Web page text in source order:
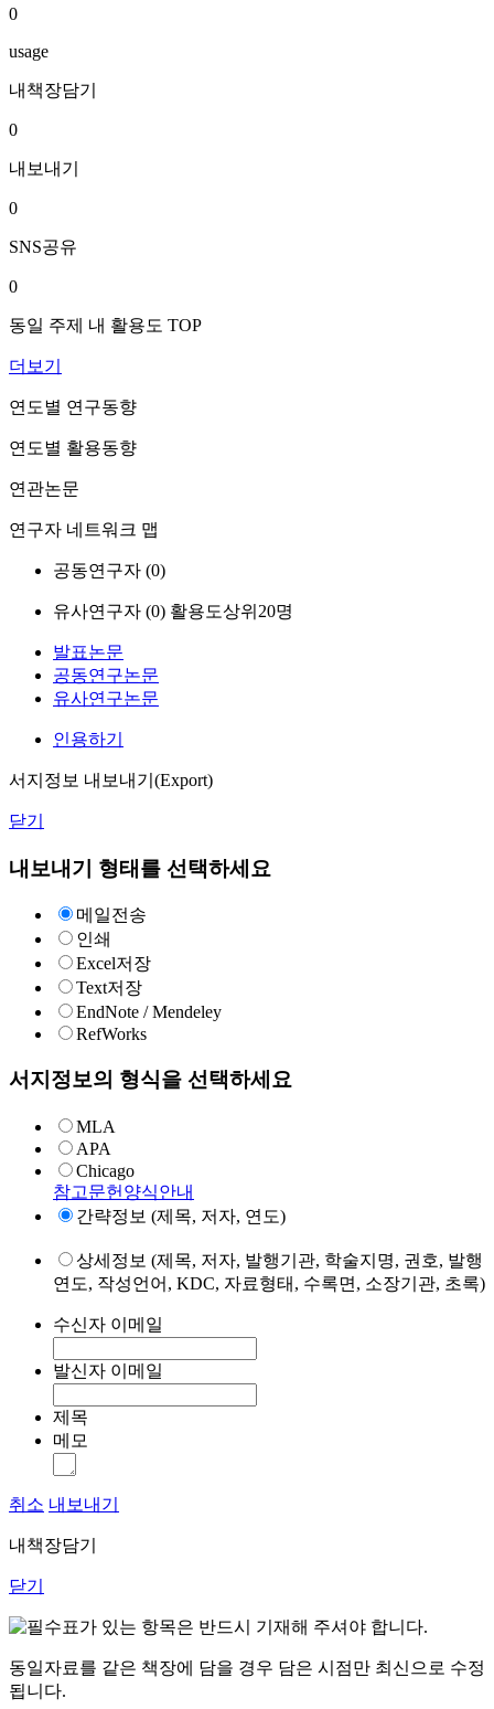
0
usage
내책장담기
0
내보내기
0
SNS공유
0
동일 주제 내 활용도 TOP
더보기
연도별 연구동향
연도별 활용동향
연관논문
연구자 네트워크 맵
공동연구자 (0)
유사연구자 (0) 활용도상위20명
발표논문
공동연구논문
유사연구논문
인용하기
서지정보 내보내기(Export)
닫기
내보내기 형태를 선택하세요
메일전송
인쇄
Excel저장
Text저장
EndNote / Mendeley
RefWorks
서지정보의 형식을 선택하세요
MLA
APA
Chicago
참고문헌양식안내
간략정보 (제목, 저자, 연도)
상세정보 (제목, 저자, 발행기관, 학술지명, 권호, 발행
연도, 작성언어, KDC, 자료형태, 수록면, 소장기관, 초록)
수신자 이메일
발신자 이메일
제목
메모
취소 내보내기
내책장담기
닫기
표가 있는 항목은 반드시 기재해 주셔야 합니다.
동일자료를 같은 책장에 담을 경우 담은 시점만 최신으로 수정
됩니다.